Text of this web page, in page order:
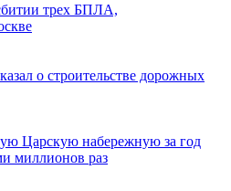
трех БПЛА,
о строительстве дорожных
Царскую набережную за год
миллионов раз